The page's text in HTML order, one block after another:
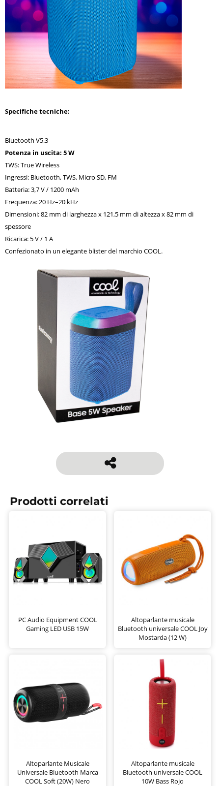
Specifiche tecniche:
Bluetooth V5.3
Potenza in uscita: 5 W
TWS: True Wireless
Ingressi: Bluetooth, TWS, Micro SD, FM
Batteria: 3,7 V / 1200 mAh
Frequenza: 20 Hz–20 kHz
Dimensioni: 82 mm di larghezza x 121,5 mm di altezza x 82 mm di
spessore
Ricarica: 5 V / 1 A
Confezionato in un elegante blister del marchio COOL.
Prodotti correlati
PC Audio Equipment COOL
Gaming LED USB 15W
Altoparlante musicale
Bluetooth universale COOL Joy
Mostarda (12 W)
Altoparlante Musicale
Universale Bluetooth Marca
COOL Soft (20W) Nero
Altoparlante musicale
Bluetooth universale COOL
10W Bass Rojo